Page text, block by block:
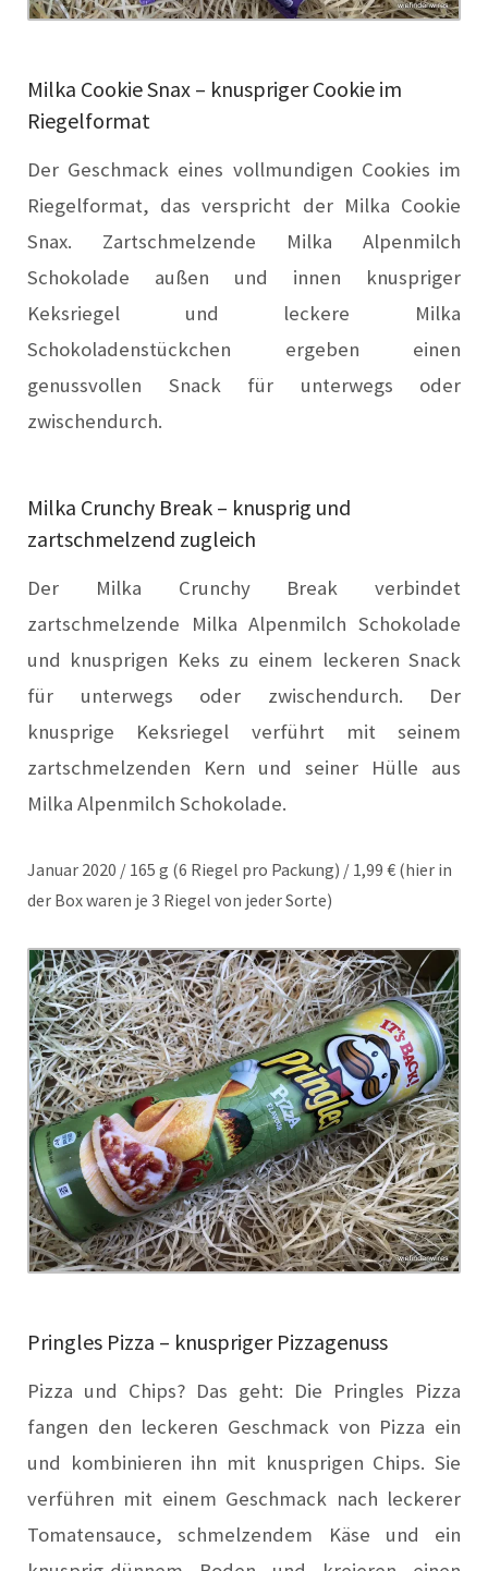
Milka Cookie Snax – knuspriger Cookie im
Riegelformat
Der Geschmack eines vollmundigen Cookies im
Riegelformat, das verspricht der Milka Cookie
Snax. Zartschmelzende Milka Alpenmilch
Schokolade außen und innen knuspriger
Keksriegel und leckere Milka
Schokoladenstückchen ergeben einen
genussvollen Snack für unterwegs oder
zwischendurch.
Milka Crunchy Break – knusprig und
zartschmelzend zugleich
Der Milka Crunchy Break verbindet
zartschmelzende Milka Alpenmilch Schokolade
und knusprigen Keks zu einem leckeren Snack
für unterwegs oder zwischendurch. Der
knusprige Keksriegel verführt mit seinem
zartschmelzenden Kern und seiner Hülle aus
Milka Alpenmilch Schokolade.
Januar 2020 / 165 g (6 Riegel pro Packung) / 1,99 € (hier in
der Box waren je 3 Riegel von jeder Sorte)
Pringles Pizza – knuspriger Pizzagenuss
Pizza und Chips? Das geht: Die Pringles Pizza
fangen den leckeren Geschmack von Pizza ein
und kombinieren ihn mit knusprigen Chips. Sie
verführen mit einem Geschmack nach leckerer
Tomatensauce, schmelzendem Käse und ein